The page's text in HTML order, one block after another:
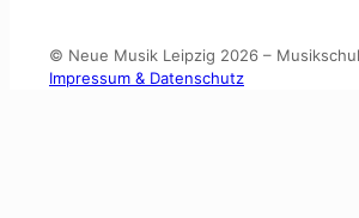
© Neue Musik Leipzig 2026 –
Impressum & Datenschutz